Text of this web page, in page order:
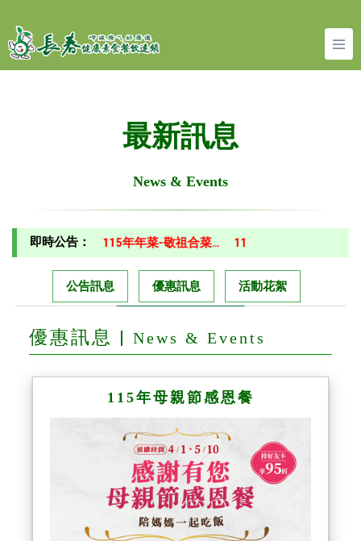
最新訊息
News & Events
即時公告：
-開運年菜… 115年年菜-敬祖合菜… 115年年菜-DM正面…
公告訊息 優惠訊息 活動花絮
優惠訊息 | News & Events
115年母親節感恩餐